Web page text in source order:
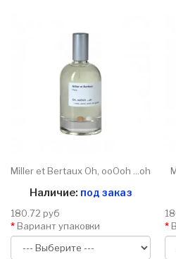
Miller et Bertaux Oh, ooOoh ...oh
Наличие: под заказ
180.72 руб
Вариант упаковки